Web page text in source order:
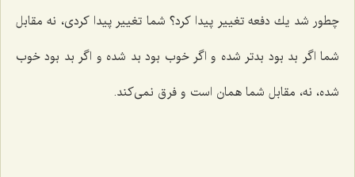
چطور شد یك دفعه تغییر پیدا كرد؟ شما تغییر پیدا كردی، نه مقابل
شما اگر بد بود بدتر شده و اگر خوب بود بد شده و اگر بد بود خوب
شده، نه، مقابل شما همان است و فرق نمی‌كند.